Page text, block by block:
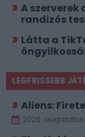
A szerverek
randizós
Látta a
LEGFRISSEBB
Aliens:
2026. augusztus